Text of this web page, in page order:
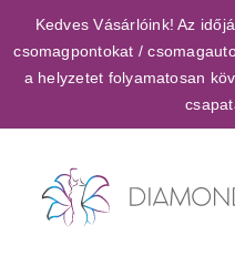
Kedves Vásárlóink! Az
csomagpontokat /
a helyzetet folyamatosan